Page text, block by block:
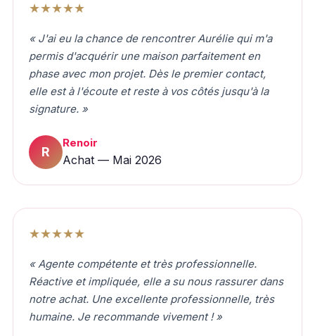
★★★★★
« J'ai eu la chance de rencontrer Aurélie qui m'a
permis d'acquérir une maison parfaitement en
phase avec mon projet. Dès le premier contact,
elle est à l'écoute et reste à vos côtés jusqu'à la
signature. »
R
Renoir
Achat — Mai 2026
★★★★★
« Agente compétente et très professionnelle.
Réactive et impliquée, elle a su nous rassurer dans
notre achat. Une excellente professionnelle, très
humaine. Je recommande vivement ! »